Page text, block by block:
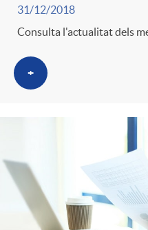
31/12/2018
Consulta l'actualitat dels
+